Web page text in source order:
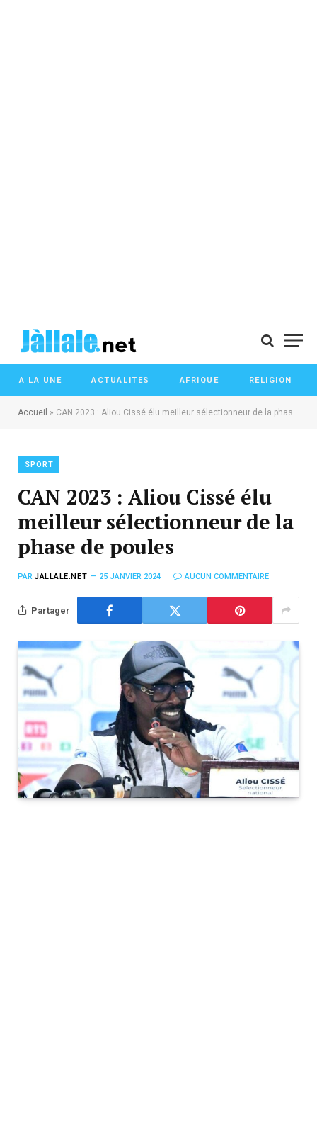
A LA UNE ACTUALITES AFRIQUE RELIGION
Accueil » CAN 2023 : Aliou Cissé élu meilleur sélectionneur de la phase de poules
SPORT
CAN 2023 : Aliou Cissé élu
meilleur sélectionneur de la
phase de poules
PAR JALLALE.NET 25 JANVIER 2024 AUCUN COMMENTAIRE
Partager